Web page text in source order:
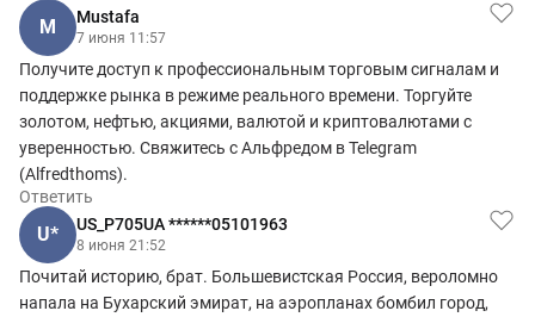
M Mustafa
7 июня 11:57
Получите доступ к профессиональным торговым сигналам и
поддержке рынка в режиме реального времени. Торгуйте
золотом, нефтью, акциями, валютой и криптовалютами с
уверенностью. Свяжитесь с Альфредом в Telegram
(Alfredthoms).
Ответить
U* US_P705UA ******05101963
8 июня 21:52
Почитай историю, брат. Большевистская Россия, вероломно
напала на Бухарский эмират, на аэропланах бомбил город,